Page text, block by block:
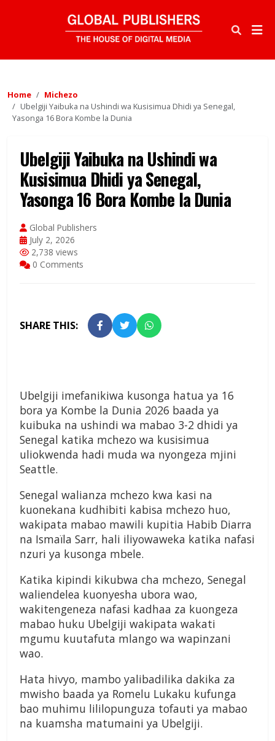
Home
Michezo
Ubelgiji Yaibuka na Ushindi wa Kusisimua Dhidi ya Senegal,
Yasonga 16 Bora Kombe la Dunia
Ubelgiji Yaibuka na Ushindi wa
Kusisimua Dhidi ya Senegal,
Yasonga 16 Bora Kombe la Dunia
Global Publishers
July 2, 2026
2,738 views
0 Comments
SHARE THIS:
Ubelgiji imefanikiwa kusonga hatua ya 16
bora ya Kombe la Dunia 2026 baada ya
kuibuka na ushindi wa mabao 3-2 dhidi ya
Senegal katika mchezo wa kusisimua
uliokwenda hadi muda wa nyongeza mjini
Seattle.
Senegal walianza mchezo kwa kasi na
kuonekana kudhibiti kabisa mchezo huo,
wakipata mabao mawili kupitia Habib Diarra
na Ismaïla Sarr, hali iliyowaweka katika nafasi
nzuri ya kusonga mbele.
Katika kipindi kikubwa cha mchezo, Senegal
waliendelea kuonyesha ubora wao,
wakitengeneza nafasi kadhaa za kuongeza
mabao huku Ubelgiji wakipata wakati
mgumu kuutafuta mlango wa wapinzani
wao.
Hata hivyo, mambo yalibadilika dakika za
mwisho baada ya Romelu Lukaku kufunga
bao muhimu lililopunguza tofauti ya mabao
na kuamsha matumaini ya Ubelgiji.